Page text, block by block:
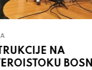
NA